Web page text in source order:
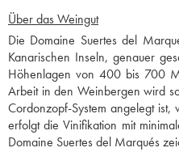
Über das Weingut
Die Domaine Suertes del
Kanarischen Inseln, genauer
Höhenlagen von 400 bis 700
Arbeit in den Weinbergen wird
Cordonzopf-System angelegt
erfolgt die Vinifikation mit
Domaine Suertes del Marqués